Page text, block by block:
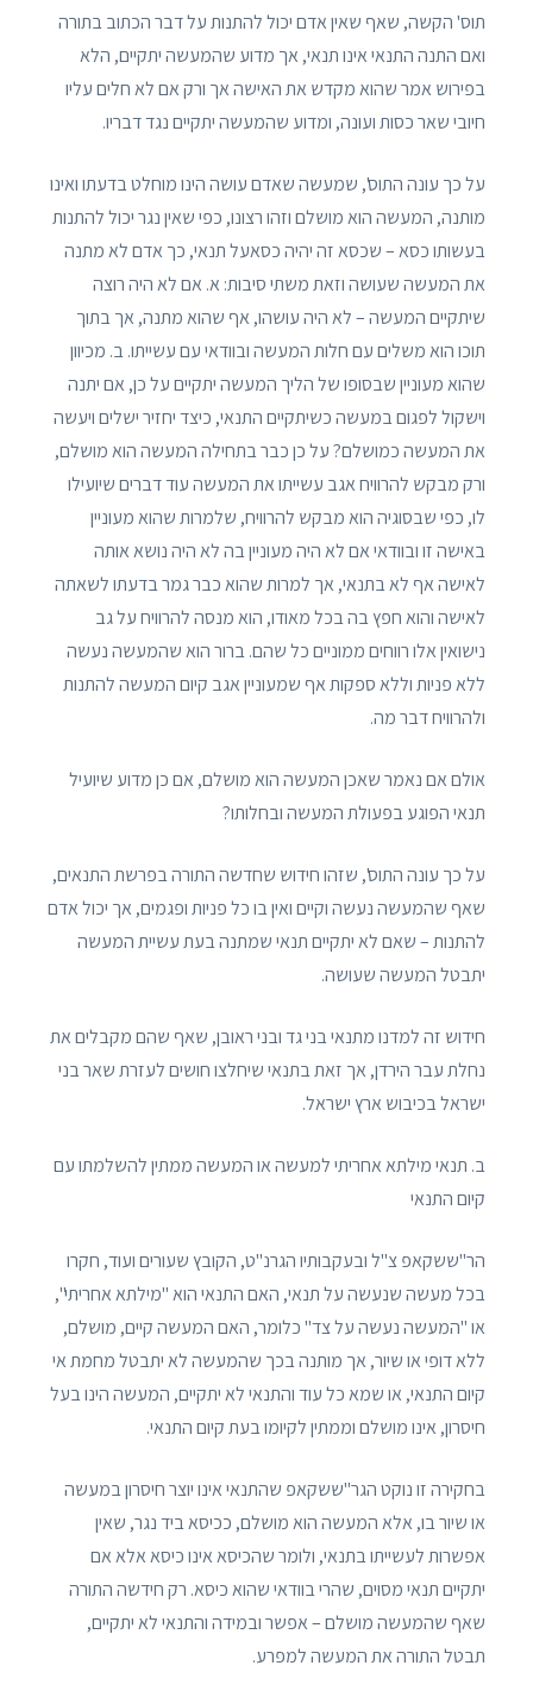
תוס' הקשה, שאף שאין אדם יכול להתנות על דבר הכתוב בתורה
ואם התנה התנאי אינו תנאי, אך מדוע שהמעשה יתקיים, הלא
בפירוש אמר שהוא מקדש את האישה אך ורק אם לא חלים עליו
חיובי שאר כסות ועונה, ומדוע שהמעשה יתקיים נגד דבריו.
על כך עונה התוס', שמעשה שאדם עושה הינו מוחלט בדעתו ואינו
מותנה, המעשה הוא מושלם וזהו רצונו, כפי שאין נגר יכול להתנות
בעשותו כסא – שכסא זה יהיה כסאעל תנאי, כך אדם לא מתנה
את המעשה שעושה וזאת משתי סיבות: א. אם לא היה רוצה
שיתקיים המעשה – לא היה עושהו, אף שהוא מתנה, אך בתוך
תוכו הוא משלים עם חלות המעשה ובוודאי עם עשייתו. ב. מכיוון
שהוא מעוניין שבסופו של הליך המעשה יתקיים על כן, אם יתנה
וישקול לפגום במעשה כשיתקיים התנאי, כיצד יחזיר ישלים ויעשה
את המעשה כמושלם? על כן כבר בתחילה המעשה הוא מושלם,
ורק מבקש להרוויח אגב עשייתו את המעשה עוד דברים שיועילו
לו, כפי שבסוגיה הוא מבקש להרוויח, שלמרות שהוא מעוניין
באישה זו ובוודאי אם לא היה מעוניין בה לא היה נושא אותה
לאישה אף לא בתנאי, אך למרות שהוא כבר גמר בדעתו לשאתה
לאישה והוא חפץ בה בכל מאודו, הוא מנסה להרוויח על גב
נישואין אלו רווחים ממוניים כל שהם. ברור הוא שהמעשה נעשה
ללא פניות וללא ספקות אף שמעוניין אגב קיום המעשה להתנות
ולהרוויח דבר מה.
אולם אם נאמר שאכן המעשה הוא מושלם, אם כן מדוע שיועיל
תנאי הפוגע בפעולת המעשה ובחלותו?
על כך עונה התוס', שזהו חידוש שחדשה התורה בפרשת התנאים,
שאף שהמעשה נעשה וקיים ואין בו כל פניות ופגמים, אך יכול אדם
להתנות – שאם לא יתקיים תנאי שמתנה בעת עשיית המעשה
יתבטל המעשה שעושה.
חידוש זה למדנו מתנאי בני גד ובני ראובן, שאף שהם מקבלים את
נחלת עבר הירדן, אך זאת בתנאי שיחלצו חושים לעזרת שאר בני
ישראל בכיבוש ארץ ישראל.
ב. תנאי מילתא אחריתי למעשה או המעשה ממתין להשלמתו עם
קיום התנאי
הר"ששקאפ צ"ל ובעקבותיו הגרנ"ט, הקובץ שעורים ועוד, חקרו
בכל מעשה שנעשה על תנאי, האם התנאי הוא "מילתא אחריתי",
או "המעשה נעשה על צד" כלומר, האם המעשה קיים, מושלם,
ללא דופי או שיור, אך מותנה בכך שהמעשה לא יתבטל מחמת אי
קיום התנאי, או שמא כל עוד והתנאי לא יתקיים, המעשה הינו בעל
חיסרון, אינו מושלם וממתין לקיומו בעת קיום התנאי.
בחקירה זו נוקט הגר"ששקאפ שהתנאי אינו יוצר חיסרון במעשה
או שיור בו, אלא המעשה הוא מושלם, ככיסא ביד נגר, שאין
אפשרות לעשייתו בתנאי, ולומר שהכיסא אינו כיסא אלא אם
יתקיים תנאי מסוים, שהרי בוודאי שהוא כיסא. רק חידשה התורה
שאף שהמעשה מושלם – אפשר ובמידה והתנאי לא יתקיים,
תבטל התורה את המעשה למפרע.